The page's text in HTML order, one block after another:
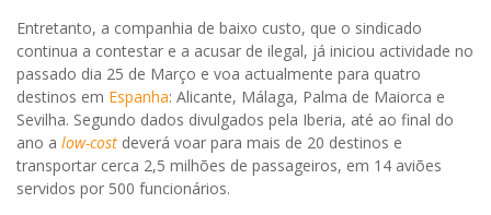
Entretanto, a companhia de baixo custo, que o sindicado
continua a contestar e a acusar de ilegal, já iniciou actividade no
passado dia 25 de Março e voa actualmente para quatro
destinos em Espanha: Alicante, Málaga, Palma de Maiorca e
Sevilha. Segundo dados divulgados pela Iberia, até ao final do
ano a low-cost deverá voar para mais de 20 destinos e
transportar cerca 2,5 milhões de passageiros, em 14 aviões
servidos por 500 funcionários.